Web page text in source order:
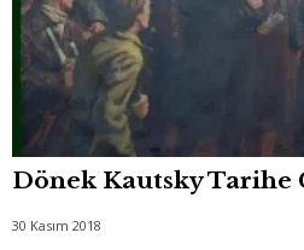
Dönek Kautsky Tarihe
30 Kasım 2018